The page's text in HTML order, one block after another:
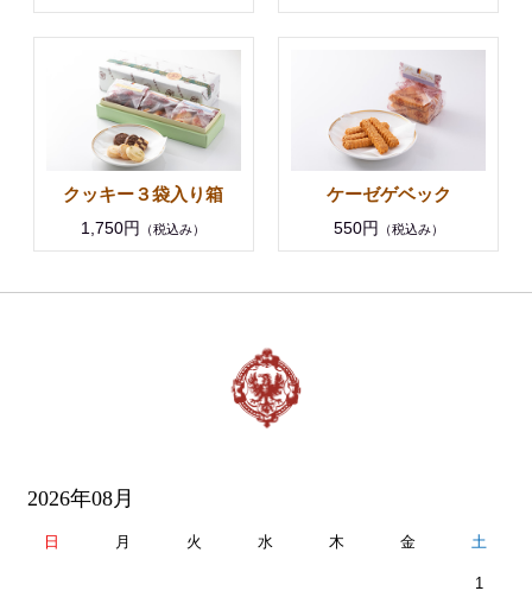
クッキー３袋入り箱
1,750円 （税込み）
ケーゼゲベック
550円 （税込み）
2026年08月
日 月 火 水 木 金 土
1